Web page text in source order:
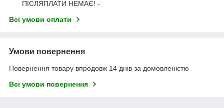
ПІСЛЯПЛАТИ НЕМАЄ! -
Всі умови оплати
Умови повернення
Повернення товару впродовж 14 днів за домовленістю
Всі умови повернення